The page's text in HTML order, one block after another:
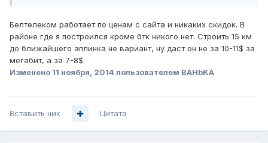
Белтелеком работает по ценам с сайта и никаких скидок. В
районе где я построился кроме бтк никого нет. Строить 15 км
до ближайшего аплинка не вариант, ну даст он не за 10-11$ за
мегабит, а за 7-8$.
Изменено 11 ноября, 2014 пользователем BAHbKA
Вставить ник Цитата